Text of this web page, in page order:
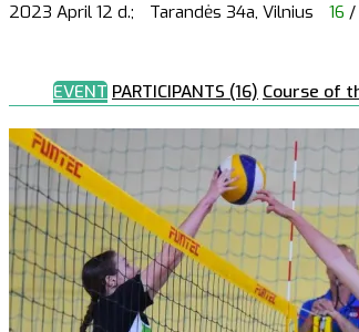
2023 April 12 d.; Tarandės 34a, Vilnius 16 /
EVENT PARTICIPANTS (16) Course of